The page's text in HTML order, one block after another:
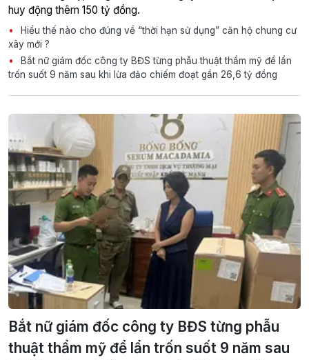
huy động thêm 150 tỷ đồng.
Hiểu thế nào cho đúng về “thời hạn sử dụng” căn hộ chung cư
xây mới ?
Bắt nữ giám đốc công ty BĐS từng phẫu thuật thẩm mỹ để lẩn
trốn suốt 9 năm sau khi lừa đảo chiếm đoạt gần 26,6 tỷ đồng
Bắt nữ giám đốc công ty BĐS từng phẫu
thuật thẩm mỹ để lẩn trốn suốt 9 năm sau